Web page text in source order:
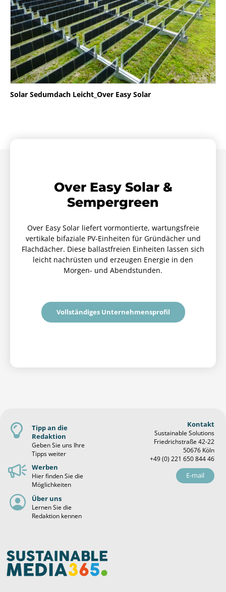
Solar Sedumdach Leicht_Over Easy Solar
Over Easy Solar &
Sempergreen
Over Easy Solar liefert vormontierte, wartungsfreie
vertikale bifaziale PV-Einheiten für Gründächer und
Flachdächer. Diese ballastfreien Einheiten lassen sich
leicht nachrüsten und erzeugen Energie in den
Morgen- und Abendstunden.
Vollständiges Unternehmensprofil
Tipp an die
Redaktion
Geben Sie uns Ihre
Tipps weiter
Werben
Hier finden Sie die
Möglichkeiten
Über uns
Lernen Sie die
Redaktion kennen
Kontakt
Sustainable Solutions
Friedrichstraße 42-22
50676 Köln
+49 (0) 221 650 844 46
E-mail